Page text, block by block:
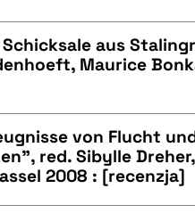
aus
Maurice
von Flucht
red. Sibylle
2008 : [recenzja]